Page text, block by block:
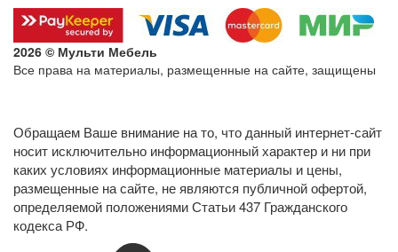
2026 © Мульти Мебель
Все права на материалы, размещенные на сайте, защищены
Обращаем Ваше внимание на то, что данный интернет-сайт
носит исключительно информационный характер и ни при
каких условиях информационные материалы и цены,
размещенные на сайте, не являются публичной офертой,
определяемой положениями Статьи 437 Гражданского
кодекса РФ.